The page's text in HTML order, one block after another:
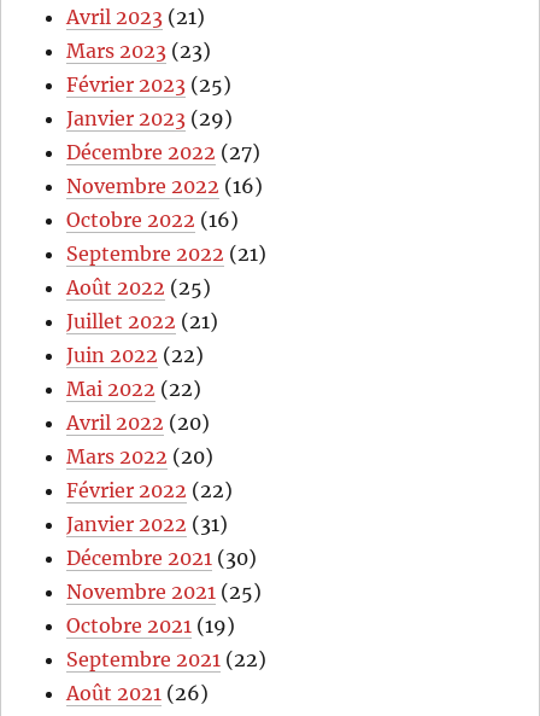
Avril 2023 (21)
Mars 2023 (23)
Février 2023 (25)
Janvier 2023 (29)
Décembre 2022 (27)
Novembre 2022 (16)
Octobre 2022 (16)
Septembre 2022 (21)
Août 2022 (25)
Juillet 2022 (21)
Juin 2022 (22)
Mai 2022 (22)
Avril 2022 (20)
Mars 2022 (20)
Février 2022 (22)
Janvier 2022 (31)
Décembre 2021 (30)
Novembre 2021 (25)
Octobre 2021 (19)
Septembre 2021 (22)
Août 2021 (26)